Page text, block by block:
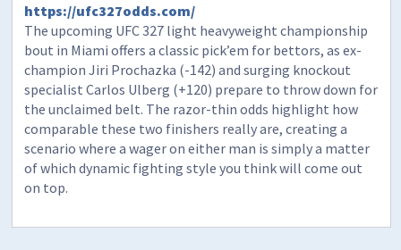
https://ufc327odds.com/
The upcoming UFC 327 light heavyweight championship
bout in Miami offers a classic pick’em for bettors, as ex-
champion Jiri Prochazka (-142) and surging knockout
specialist Carlos Ulberg (+120) prepare to throw down for
the unclaimed belt. The razor-thin odds highlight how
comparable these two finishers really are, creating a
scenario where a wager on either man is simply a matter
of which dynamic fighting style you think will come out
on top.